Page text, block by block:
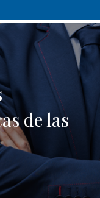
de las